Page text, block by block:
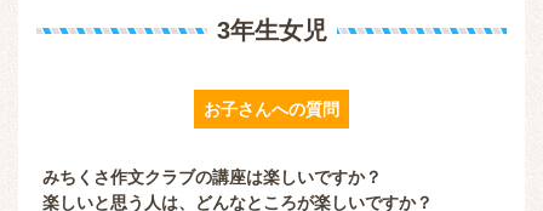
3年生女児
お子さんへの質問
みちくさ作文クラブの講座は楽しいですか？
楽しいと思う人は、どんなところが楽しいですか？